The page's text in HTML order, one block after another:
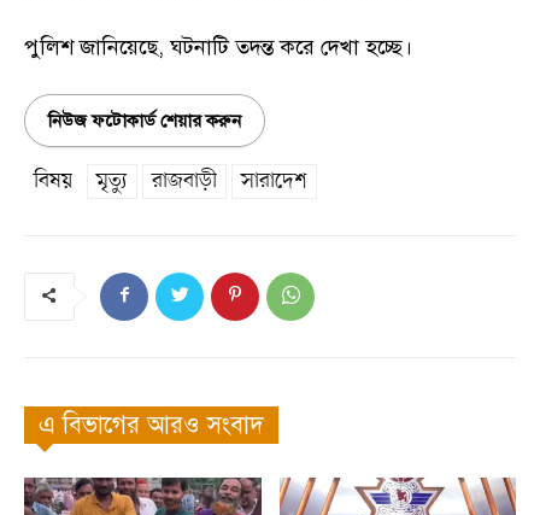
পুলিশ জানিয়েছে, ঘটনাটি তদন্ত করে দেখা হচ্ছে।
নিউজ ফটোকার্ড শেয়ার করুন
বিষয় মৃত্যু রাজবাড়ী সারাদেশ
এ বিভাগের আরও সংবাদ